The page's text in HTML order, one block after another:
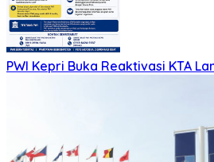
PWI Kepri Buka Reaktivasi KTA